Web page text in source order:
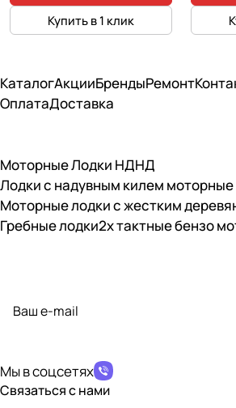
Купить в 1 клик
КаталогАкцииБрендыРемонт
ОплатаДоставка
Моторные Лодки НДНД
Лодки с надувным килем моторные
Моторные лодки с жестким
Гребные лодки2х тактные бензо
Мы в соцсетях
Связаться с нами